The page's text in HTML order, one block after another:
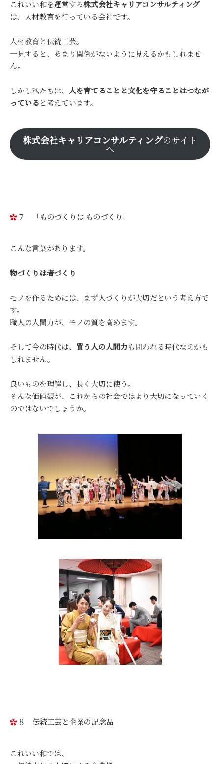
これいい和を運営する株式会社キャリアコンサルティング
は、人材教育を行っている会社です。
人材教育と伝統工芸。
一見すると、あまり関係がないように見えるかもしれませ
ん。
しかし私たちは、 人を育てることと文化を守ることはつなが
っていると考えています。
株式会社キャリアコンサルティングのサイト
へ
７ 「ものづくりは ものづくり」
こんな言葉があります。
物づくりは者づくり
モノを作るためには、まず人づくりが大切だという考え方で
す。
職人の人間力が、モノの質を高めます。
そして今の時代は、 買う人の人間力も問われる時代なのかも
しれません。
良いものを理解し、長く大切に使う。
そんな価値観が、これからの社会ではより大切になっていく
のではないでしょうか。
８ 伝統工芸と企業の記念品
これいい和では、